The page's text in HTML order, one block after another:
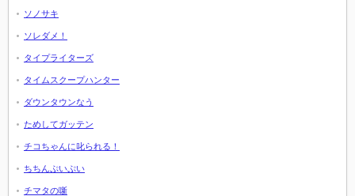
ソノサキ
ソレダメ！
タイプライターズ
タイムスクープハンター
ダウンタウンなう
ためしてガッテン
チコちゃんに叱られる！
ちちんぷいぷい
チマタの噺